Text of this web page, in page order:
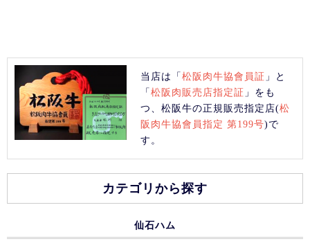
当店は「松阪肉牛協會員証 」と
「松阪肉販売店指定証 」をも
つ、松阪牛の正規販売指定店(松
阪肉牛協會員指定 第199号)で
す。
カテゴリから探す
仙石ハム